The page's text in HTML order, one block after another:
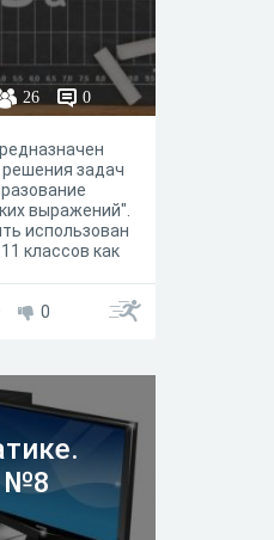
26 0
задач
выражений".
использован
классов как
0
№8